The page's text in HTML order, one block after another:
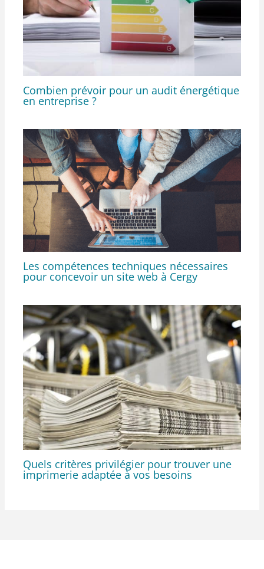
Combien prévoir pour un audit énergétique
en entreprise ?
Les compétences techniques nécessaires
pour concevoir un site web à Cergy
Quels critères privilégier pour trouver une
imprimerie adaptée à vos besoins